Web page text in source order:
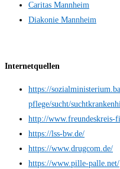
Caritas Mannheim
Diakonie Mannheim
Internetquellen
https://
pflege/sucht/
http://www.freundeskreis-
https://lss-bw.de/
https://www.drugcom.de/
https://www.pille-palle.net/